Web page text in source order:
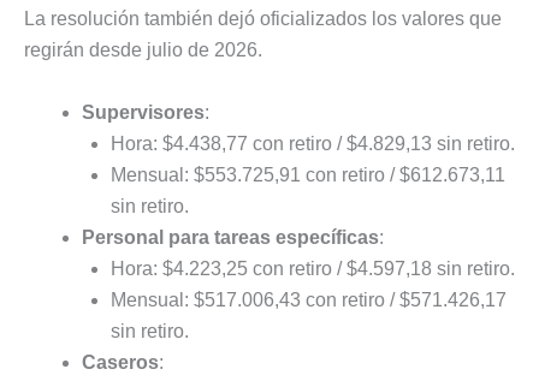
La resolución también dejó oficializados los valores que
regirán desde julio de 2026.
Supervisores:
Hora: $4.438,77 con retiro / $4.829,13 sin retiro.
Mensual: $553.725,91 con retiro / $612.673,11
sin retiro.
Personal para tareas específicas:
Hora: $4.223,25 con retiro / $4.597,18 sin retiro.
Mensual: $517.006,43 con retiro / $571.426,17
sin retiro.
Caseros: